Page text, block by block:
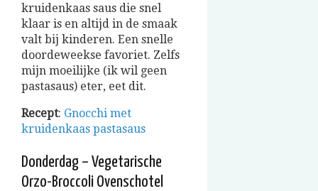
kruidenkaas saus die snel
klaar is en altijd in de smaak
valt bij kinderen. Een snelle
doordeweekse favoriet. Zelfs
mijn moeilijke (ik wil geen
pastasaus) eter, eet dit.
Recept: Gnocchi met
kruidenkaas pastasaus
Donderdag – Vegetarische
Orzo-Broccoli Ovenschotel